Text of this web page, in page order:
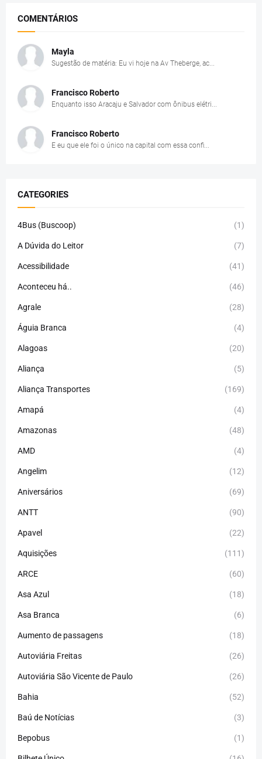
COMENTÁRIOS
Mayla
Sugestão de matéria: Eu vi hoje na Av Theberge, ac...
Francisco Roberto
Enquanto isso Aracaju e Salvador com ônibus elétri...
Francisco Roberto
E eu que ele foi o único na capital com essa confi...
CATEGORIES
4Bus (Buscoop) (1)
A Dúvida do Leitor (7)
Acessibilidade (41)
Aconteceu há.. (46)
Agrale (28)
Águia Branca (4)
Alagoas (20)
Aliança (5)
Aliança Transportes (169)
Amapá (4)
Amazonas (48)
AMD (4)
Angelim (12)
Aniversários (69)
ANTT (90)
Apavel (22)
Aquisições (111)
ARCE (60)
Asa Azul (18)
Asa Branca (6)
Aumento de passagens (18)
Autoviária Freitas (26)
Autoviária São Vicente de Paulo (26)
Bahia (52)
Baú de Notícias (3)
Bepobus (1)